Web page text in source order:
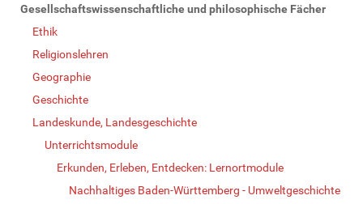
Gesellschaftswissenschaftliche und philosophische Fächer
Ethik
Religionslehren
Geographie
Geschichte
Landeskunde, Landesgeschichte
Unterrichtsmodule
Erkunden, Erleben, Entdecken: Lernortmodule
Nachhaltiges Baden-Württemberg - Umweltgeschichte